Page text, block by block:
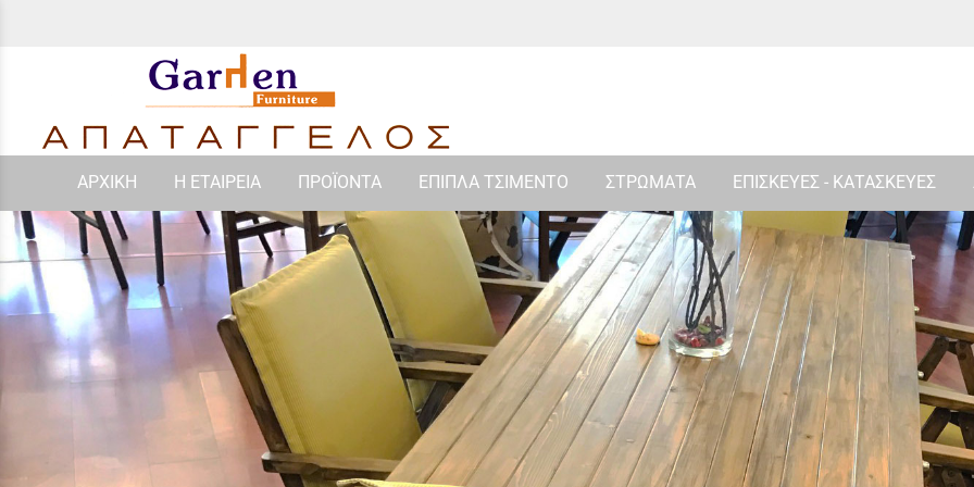
ΑΡΧΙΚΗ Η ΕΤΑΙΡΕΙΑ ΠΡΟΪΟΝΤΑ ΕΠΙΠΛΑ ΤΣΙΜΕΝΤΟ ΣΤΡΩΜΑΤΑ ΕΠΙΣΚΕΥΕΣ - ΚΑΤΑΣΚΕΥΕΣ